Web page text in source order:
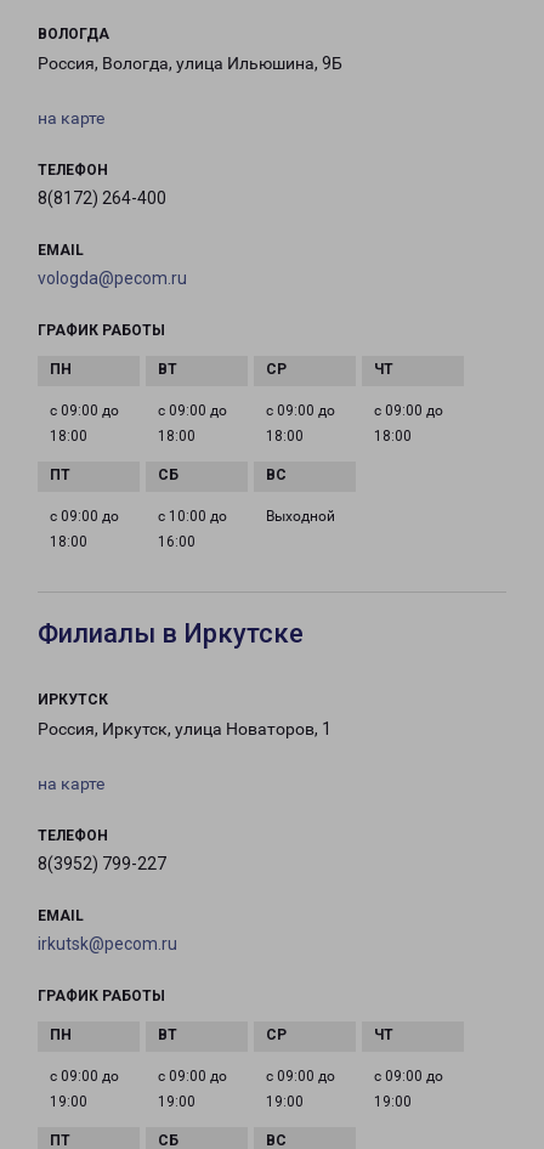
ВОЛОГДА
Россия, Вологда, улица Ильюшина, 9Б
на карте
ТЕЛЕФОН
8(8172) 264-400
EMAIL
vologda@pecom.ru
ГРАФИК РАБОТЫ
с 09:00 до
18:00
с 09:00 до
18:00
с 09:00 до
18:00
с 09:00 до
18:00
с 09:00 до
18:00
с 10:00 до
16:00
Выходной
Филиалы в Иркутске
ИРКУТСК
Россия, Иркутск, улица Новаторов, 1
на карте
ТЕЛЕФОН
8(3952) 799-227
EMAIL
irkutsk@pecom.ru
ГРАФИК РАБОТЫ
с 09:00 до
19:00
с 09:00 до
19:00
с 09:00 до
19:00
с 09:00 до
19:00